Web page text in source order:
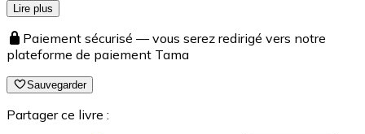
Lire plus
Paiement sécurisé — vous serez redirigé vers notre
plateforme de paiement Tama
Sauvegarder
Partager ce livre :